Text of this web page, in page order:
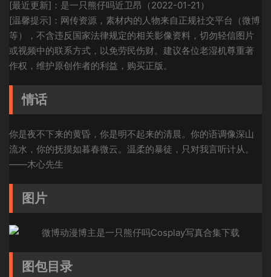
[最近更新]：是一只熊仔吗近卫昂（2022-01-21）
[温馨提示]：网传资源，素材内的人物来自正规社交平台（微博
等），不含违反国家法律规定的相关影像资料，切勿轻信图片
或视频中的联系方式，以免劳民伤财。建议各位老湿机尊重著
作权，维护原创作者的利益，购买正版。
情话
你是夜不下来的黄昏，你是明不起来的清晨。你的语调像深山
流水，你的抚摸如暮春微云。温柔的暴徒，只对我言听计从。
——木心先生
图片
图包目录